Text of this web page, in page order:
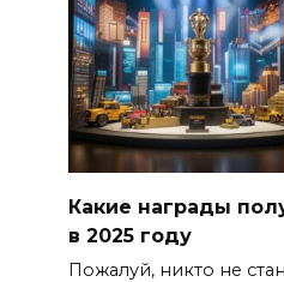
Какие награды
в 2025 году
Пожалуй, никто не